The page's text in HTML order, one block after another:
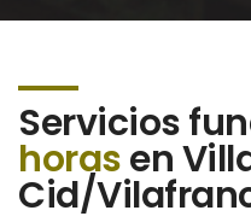
Servicios
horasen
Cid/